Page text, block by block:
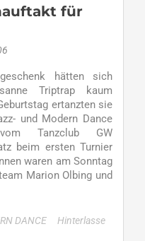
für
hätten sich
Triptrap kaum
ertanzten sie
und Modern Dance
Tanzclub GW
beim ersten Turnier
waren am Sonntag
Marion Olbing und
DANCE
Hinterlasse